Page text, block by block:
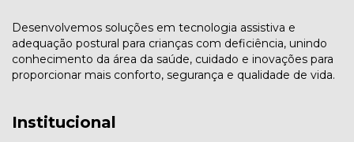
Desenvolvemos soluções em tecnologia assistiva e
adequação postural para crianças com deficiência, unindo
conhecimento da área da saúde, cuidado e inovações para
proporcionar mais conforto, segurança e qualidade de vida.
Institucional